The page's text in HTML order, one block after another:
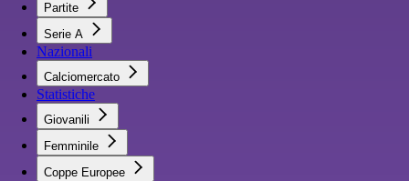
Partite
Serie A
Nazionali
Calciomercato
Statistiche
Giovanili
Femminile
Coppe Europee